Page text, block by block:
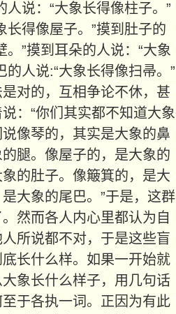
人说：“大象长得像柱子。”
长得像屋子。”摸到肚子的
。”摸到耳朵的人说：“大象
的人说:“大象长得像扫帚。”
对的，互相争论不休，甚
：“你们其实都不知道大象
像琴的，其实是大象的鼻
腿。像屋子的，是大象的
的肚子。像簸箕的，是大
大象的尾巴。”于是，这群
然而各人内心里都认为自
所说都不对，于是这些盲
长什么样。如果一开始就
象长什么样子，用几句话
于各执一词。正因为有此